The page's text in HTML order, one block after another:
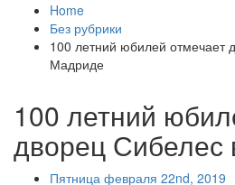
Home
Без рубрики
100 летний юбилей отмечает
Мадриде
100 летний
дворец
Пятница февраля 22nd, 2019